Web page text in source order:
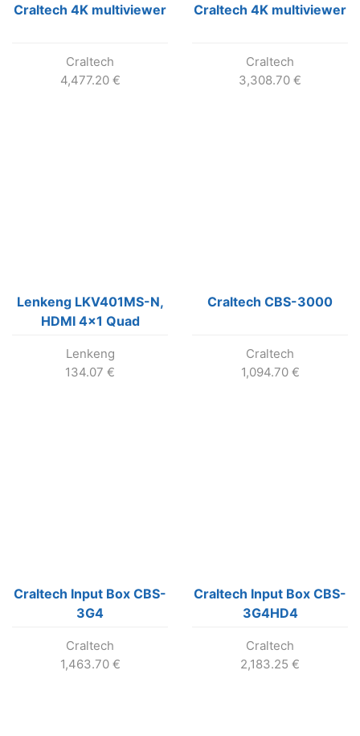
Craltech 4K multiviewer
Craltech
4,477.20 €
Craltech 4K multiviewer
Craltech
3,308.70 €
Lenkeng LKV401MS-N,
HDMI 4×1 Quad
1080p@60Hz
Lenkeng
134.07 €
Craltech CBS-3000
Craltech
1,094.70 €
Craltech Input Box CBS-
3G4
Craltech
1,463.70 €
Craltech Input Box CBS-
3G4HD4
Craltech
2,183.25 €